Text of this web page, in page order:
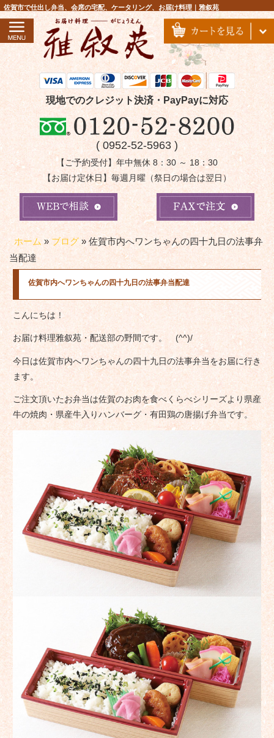
コ
ン
ツ
へ
ス
キ
プ
佐賀市で仕出し弁当、会席の宅配、ケータリング、お届け料理｜雅叙苑
現地でのクレジット決済・PayPayに対応
( 0952-52-5963 )
【ご予約受付】年中無休 8：30 ～ 18：30
【お届け定休日】毎週月曜（祭日の場合は翌日）
ホーム» ブログ» 佐賀市内へワンちゃんの四十九日の法事弁
当配達
佐賀市内へワンちゃんの四十九日の法事弁当配達
こんにちは！
お届け料理雅叙苑・配送部の野間です。 (^^)/
今日は佐賀市内へワンちゃんの四十九日の法事弁当をお届に行き
ます。
ご注文頂いたお弁当は佐賀のお肉を食べくらべシリーズより県産
牛の焼肉・県産牛入りハンバーグ・有田鶏の唐揚げ弁当です。